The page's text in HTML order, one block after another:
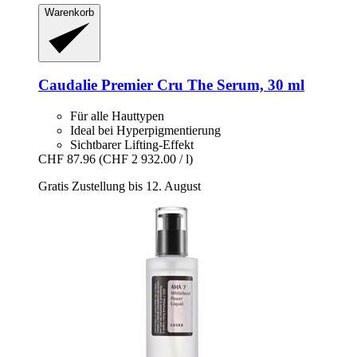
Warenkorb
Caudalie Premier Cru The Serum, 30 ml
Für alle Hauttypen
Ideal bei Hyperpigmentierung
Sichtbarer Lifting-Effekt
CHF 87.96 (CHF 2 932.00 / l)
Gratis Zustellung bis 12. August